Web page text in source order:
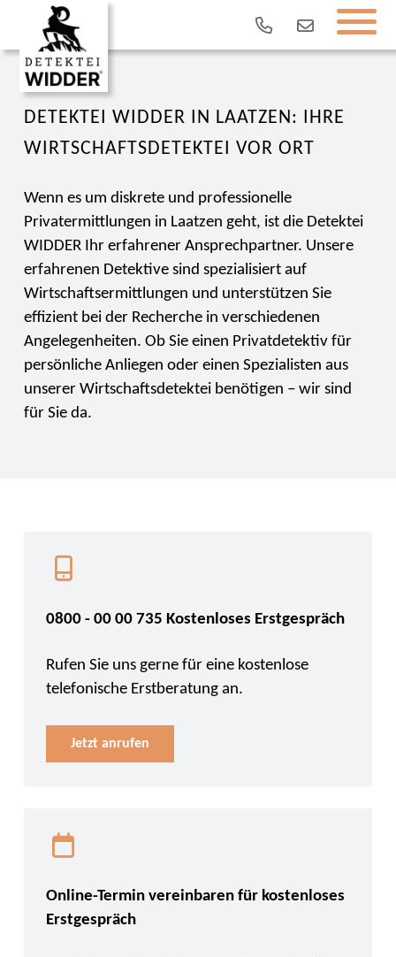
DETEKTEI WIDDER IN LAATZEN: IHRE
WIRTSCHAFTSDETEKTEI VOR ORT
Wenn es um diskrete und professionelle
Privatermittlungen in Laatzen geht, ist die Detektei
WIDDER Ihr erfahrener Ansprechpartner. Unsere
erfahrenen Detektive sind spezialisiert auf
Wirtschaftsermittlungen und unterstützen Sie
effizient bei der Recherche in verschiedenen
Angelegenheiten. Ob Sie einen Privatdetektiv für
persönliche Anliegen oder einen Spezialisten aus
unserer Wirtschaftsdetektei benötigen – wir sind
für Sie da.
0800 - 00 00 735 Kostenloses Erstgespräch
Rufen Sie uns gerne für eine kostenlose
telefonische Erstberatung an.
Jetzt anrufen
Online-Termin vereinbaren für kostenloses
Erstgespräch